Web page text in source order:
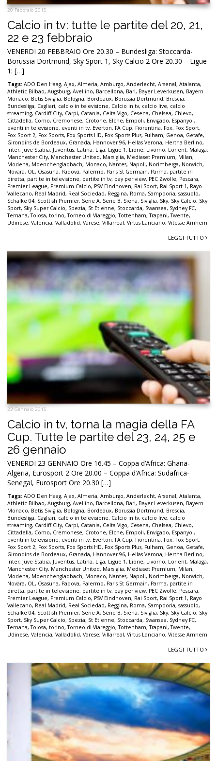
20 Febbraio 2015
Calcio in tv: tutte le partite del 20, 21,
22 e 23 febbraio
VENERDI 20 FEBBRAIO Ore 20.30 – Bundesliga: Stoccarda-
Borussia Dortmund, Sky Sport 1, Sky Calcio 2 Ore 20.30 – Ligue
1: […]
Tags: ADO Den Haag, Ajax, Almeria, Amburgo, Anderlecht, Arsenal, Atalanta,
Athletic Bilbao, Augsburg, Avellino, Barcellona, Bari, Bayer Leverkusen, Bayern
Monaco, Betis Siviglia, Bologna, Bordeaux, Borussia Dortmund, Brescia,
Bundesliga, Cagliari, calcio in televisione, Calcio in tv, calcio live, calcio
streaming, Cardiff City, Carpi, Catania, Celta Vigo, Cesena, Chelsea, Chievo,
Cittadella, Como, Cremonese, Crotone, Elche, Empoli, Envigado, Espanyol,
eventi in televisione, eventi in tv, Everton, FA Cup, Fiorentina, Fox, Fox Sport,
Fox Sport 2, Fox Sports, Fox Sports HD, Fox Sports Plus, Fulham, Genoa, Getafe,
Girondins de Bordeaux, Granada, Hannover 96, Hellas Verona, Hertha Berlino,
Inter, Juve Stabia, Juventus, Latina, Liga, Ligue 1, Lione, Livorno, Lorient, Malaga,
Manchester City, Manchester United, Marsiglia, Mediaset Premium, Milan,
Modena, Moenchengladbach, Monaco, Nantes, Napoli, Norimberga, Norwich,
Novara, OL , Osasuna, Padova, Palermo, Paris St Germain, Parma, partite in
diretta, partite in televisione, partite in tv, pay per view, PEC Zwolle, Pescara,
Premier League, Premium Calcio, PSV Eindhoven, Rai Sport, Rai Sport 1, Rayo
Vallecano, Real Madrid, Real Sociedad, Reggina, Roma, Sampdoria, sassuolo,
Schalke 04, Scottish Premier, Serie A, Serie B, Siena, Siviglia, Sky, Sky Calcio, Sky
Sport, Sky Super Calcio, Spezia, St Etienne, Stoccarda, Swansea, Sydney FC,
Ternana,Tolosa, torino,Torneo di Viareggio,Tottenham,Trapani,Twente,
Udinese, Valencia, Valladolid, Varese, Villarreal, Virtus Lanciano, Vitesse Arnhem
LEGGI TUTTO
23 Gennaio 2015
Calcio in tv, torna la magia della FA
Cup. Tutte le partite del 23, 24, 25 e
26 gennaio
VENERDI 23 GENNAIO Ore 16.45 – Coppa d’Africa: Ghana-
Algeria, Eurosport 2 Ore 20.00 – Coppa d’Africa: Sudafrica-
Senegal, Eurosport Ore 20.30 […]
Tags: ADO Den Haag, Ajax, Almeria, Amburgo, Anderlecht, Arsenal, Atalanta,
Athletic Bilbao, Augsburg, Avellino, Barcellona, Bari, Bayer Leverkusen, Bayern
Monaco, Betis Siviglia, Bologna, Bordeaux, Borussia Dortmund, Brescia,
Bundesliga, Cagliari, calcio in televisione, Calcio in tv, calcio live, calcio
streaming, Cardiff City, Carpi, Catania, Celta Vigo, Cesena, Chelsea, Chievo,
Cittadella, Como, Cremonese, Crotone, Elche, Empoli, Envigado, Espanyol,
eventi in televisione, eventi in tv, Everton, FA Cup, Fiorentina, Fox, Fox Sport,
Fox Sport 2, Fox Sports, Fox Sports HD, Fox Sports Plus, Fulham, Genoa, Getafe,
Girondins de Bordeaux, Granada, Hannover 96, Hellas Verona, Hertha Berlino,
Inter, Juve Stabia, Juventus, Latina, Liga, Ligue 1, Lione, Livorno, Lorient, Malaga,
Manchester City, Manchester United, Marsiglia, Mediaset Premium, Milan,
Modena, Moenchengladbach, Monaco, Nantes, Napoli, Norimberga, Norwich,
Novara, OL, Osasuna, Padova, Palermo, Paris St Germain, Parma, partite in
diretta, partite in televisione, partite in tv, pay per view, PEC Zwolle, Pescara,
Premier League, Premium Calcio, PSV Eindhoven, Rai Sport, Rai Sport 1, Rayo
Vallecano, Real Madrid, Real Sociedad, Reggina, Roma, Sampdoria, sassuolo,
Schalke 04, Scottish Premier, Serie A, Serie B, Siena, Siviglia, Sky, Sky Calcio, Sky
Sport, Sky Super Calcio, Spezia, St Etienne, Stoccarda, Swansea, Sydney FC,
Ternana,Tolosa, torino,Torneo di Viareggio,Tottenham,Trapani,Twente,
Udinese, Valencia, Valladolid, Varese, Villarreal, Virtus Lanciano, Vitesse Arnhem
LEGGI TUTTO